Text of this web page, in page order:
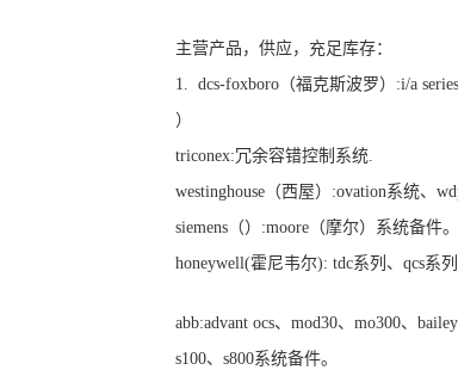
主营产品，供应，充足库存：
1. dcs-foxboro（福克斯波罗）:i/a
）
triconex:冗余容错控制系统.
westinghouse（西屋）:ovation系统、
siemens（）:moore（摩尔）系统备件。
honeywell(霍尼韦尔): tdc系列、qcs系
abb:advant ocs、mod30、mo300、
s100、s800系统备件。